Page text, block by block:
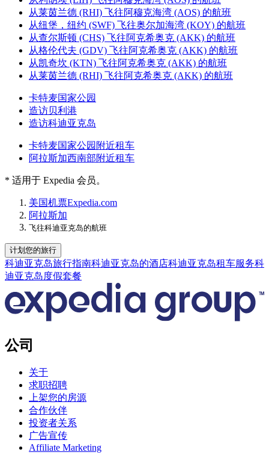
从莱茵兰德 (RHI) 飞往阿穆克海湾 (AOS) 的航班
从纽堡，纽约 (SWF) 飞往奥尔加海湾 (KOY) 的航班
从查尔斯顿 (CHS) 飞往阿克希奥克 (AKK) 的航班
从格伦代夫 (GDV) 飞往阿克希奥克 (AKK) 的航班
从凯奇坎 (KTN) 飞往阿克希奥克 (AKK) 的航班
从莱茵兰德 (RHI) 飞往阿克希奥克 (AKK) 的航班
卡特麦国家公园
造访贝利港
造访科迪亚克岛
卡特麦国家公园附近租车
阿拉斯加西南部附近租车
* 适用于 Expedia 会员。
美国机票Expedia.com
阿拉斯加
飞往科迪亚克岛的航班
计划您的旅行
科迪亚克岛旅行指南科迪亚克岛的酒店科迪亚克岛租车服务科
迪亚克岛度假套餐
公司
关于
求职招聘
上架您的房源
合作伙伴
投资者关系
广告宣传
Affiliate Marketing